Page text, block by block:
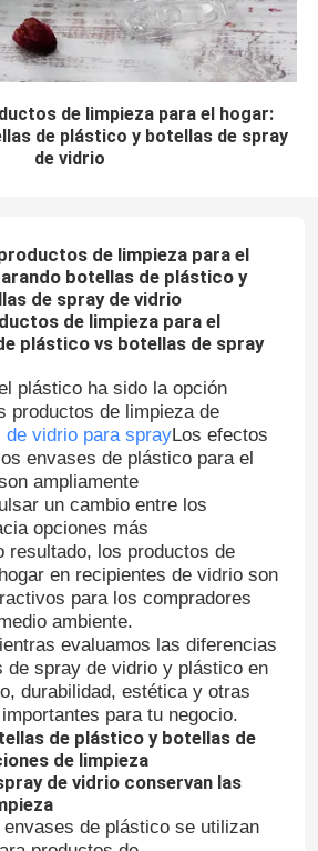
de limpieza para el hogar:
de plástico y botellas de spray
de vidrio
de limpieza para el
botellas de plástico y
de spray de vidrio
de limpieza para el
plástico vs botellas de spray
plástico ha sido la opción
productos de limpieza de
de vidrio para sprayLos efectos
envases de plástico para el
ampliamente
un cambio entre los
opciones más
resultado, los productos de
en recipientes de vidrio son
para los compradores
ambiente.
evaluamos las diferencias
de spray de vidrio y plástico en
durabilidad, estética y otras
para tu negocio.
de plástico y botellas de
de limpieza
de vidrio conservan las
de plástico se utilizan